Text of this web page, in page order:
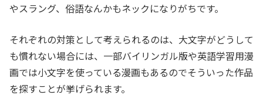
やスラング、俗語なんかもネックになりがちです。
それぞれの対策として考えられるのは、大文字がどうして
も慣れない場合には、一部バイリンガル版や英語学習用漫
画では小文字を使っている漫画もあるのでそういった作品
を探すことが挙げられます。